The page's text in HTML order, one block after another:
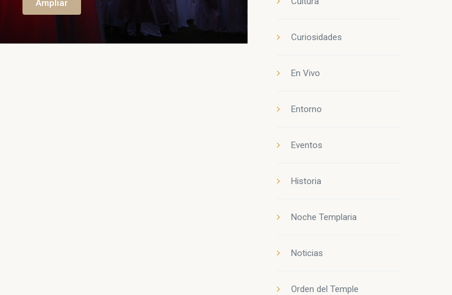
Ampliar
Curiosidades
En Vivo
Entorno
Eventos
Historia
Noche Templaria
Noticias
Orden del Temple